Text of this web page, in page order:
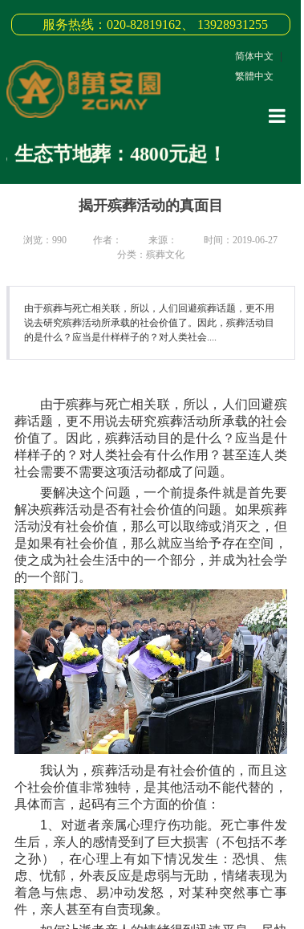
服务热线：020-82819162、 13928931255
简体中文
繁體中文
态节地葬：4800元起！
揭开殡葬活动的真面目
浏览： 990 作者： 来源：
时间：2019-06-27
分类：殡葬文化
由于殡葬与死亡相关联，所以，人们回避殡葬话题，更不用
说去研究殡葬活动所承载的社会价值了。因此，殡葬活动目
的是什么？应当是什样样子的？对人类社会....
由于殡葬与死亡相关联，所以，人们回避殡
葬话题，更不用说去研究殡葬活动所承载的社会
价值了。因此，殡葬活动目的是什么？应当是什
样样子的？对人类社会有什么作用？甚至连人类
社会需要不需要这项活动都成了问题。
要解决这个问题，一个前提条件就是首先要
解决殡葬活动是否有社会价值的问题。如果殡葬
活动没有社会价值，那么可以取缔或消灭之，但
是如果有社会价值，那么就应当给予存在空间，
使之成为社会生活中的一个部分，并成为社会学
的一个部门。
我认为，殡葬活动是有社会价值的，而且这
个社会价值非常独特，是其他活动不能代替的，
具体而言，起码有三个方面的价值：
1、对逝者亲属心理疗伤功能。死亡事件发
生后，亲人的感情受到了巨大损害（不包括不孝
之孙），在心理上有如下情况发生：恐惧、焦
虑、忧郁，外表反应是虑弱与无助，情绪表现为
着急与焦虑、易冲动发怒，对某种突然事亡事
件，亲人甚至有自责现象。